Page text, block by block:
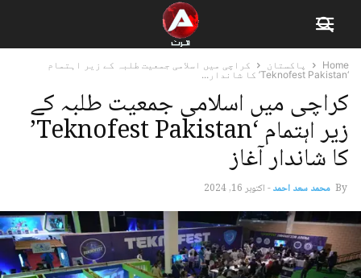
Home پاکستان
کراچی میں اسلامی جمعیت طلبہ کے زیر اہتمام
‘Teknofest Pakistan’ کا شاندار...
کراچی میں اسلامی جمعیت طلبہ کے
زیر اہتمام ‘Teknofest Pakistan’
کا شاندار آغاز
By محمد سعد احمد-اکتوبر 16, 2024